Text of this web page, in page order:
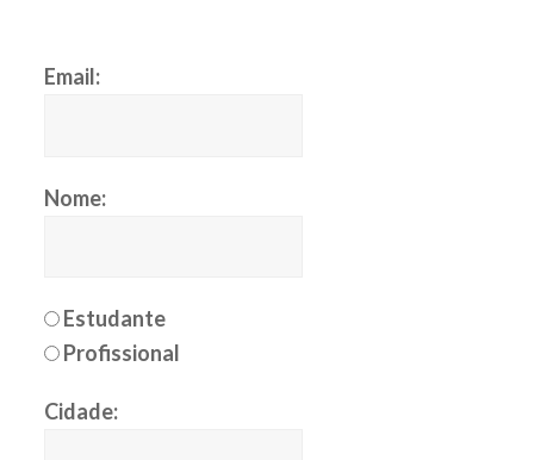
Email:
Nome:
Estudante
Profissional
Cidade: